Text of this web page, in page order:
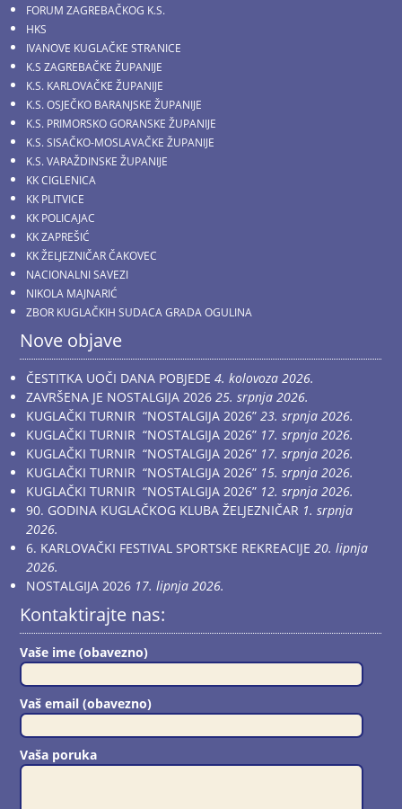
FORUM ZAGREBAČKOG K.S.
HKS
IVANOVE KUGLAČKE STRANICE
K.S ZAGREBAČKE ŽUPANIJE
K.S. KARLOVAČKE ŽUPANIJE
K.S. OSJEČKO BARANJSKE ŽUPANIJE
K.S. PRIMORSKO GORANSKE ŽUPANIJE
K.S. SISAČKO-MOSLAVAČKE ŽUPANIJE
K.S. VARAŽDINSKE ŽUPANIJE
KK CIGLENICA
KK PLITVICE
KK POLICAJAC
KK ZAPREŠIĆ
KK ŽELJEZNIČAR ČAKOVEC
NACIONALNI SAVEZI
NIKOLA MAJNARIĆ
ZBOR KUGLAČKIH SUDACA GRADA OGULINA
Nove objave
ČESTITKA UOČI DANA POBJEDE 4. kolovoza 2026.
ZAVRŠENA JE NOSTALGIJA 2026 25. srpnja 2026.
KUGLAČKI TURNIR “NOSTALGIJA 2026” 23. srpnja 2026.
KUGLAČKI TURNIR “NOSTALGIJA 2026” 17. srpnja 2026.
KUGLAČKI TURNIR “NOSTALGIJA 2026” 17. srpnja 2026.
KUGLAČKI TURNIR “NOSTALGIJA 2026” 15. srpnja 2026.
KUGLAČKI TURNIR “NOSTALGIJA 2026” 12. srpnja 2026.
90. GODINA KUGLAČKOG KLUBA ŽELJEZNIČAR 1. srpnja
2026.
6. KARLOVAČKI FESTIVAL SPORTSKE REKREACIJE 20. lipnja
2026.
NOSTALGIJA 2026 17. lipnja 2026.
Kontaktirajte nas:
Vaše ime (obavezno)
Vaš email (obavezno)
Vaša poruka